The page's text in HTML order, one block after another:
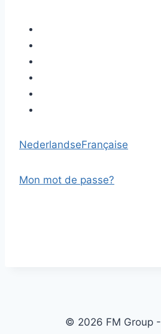
NederlandseFrançaise
Mon mot de passe?
© 2026 FM Group -